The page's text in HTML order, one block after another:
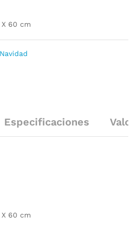
60 cm
Navidad
Especificaciones
60 cm